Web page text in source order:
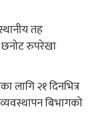
तह
छनोट रुपरेखा
लागि २१ दिनभित्र
बिभागको